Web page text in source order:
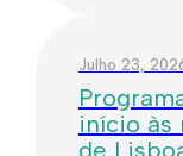
Julho 23,
início às
de